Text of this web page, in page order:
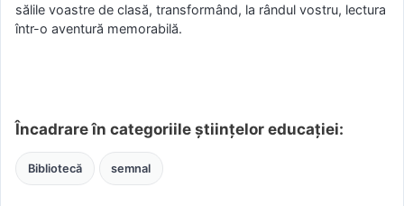
sălile voastre de clasă, transformând, la rândul vostru, lectura
într-o aventură memorabilă.
Încadrare în categoriile științelor educației:
Bibliotecă semnal